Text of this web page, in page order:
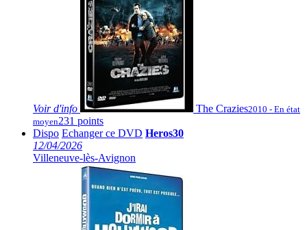
Voir d'info The Crazies2010 - En état
moyen231 points
Dispo Echanger ce DVD Heros30
12/04/2026
Villeneuve-lès-Avignon